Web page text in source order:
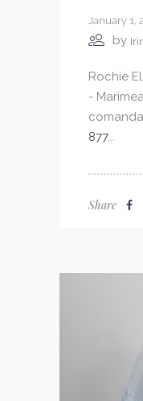
January 1,
by
Rochie
-
877...
Share